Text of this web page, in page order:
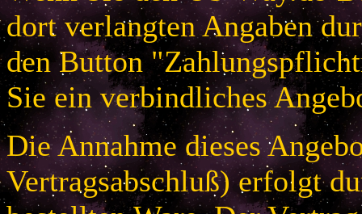
dort verlangten Angaben
den Button
Sie ein verbindliches
Die Annahme dieses
Vertragsabschluß) erfolgt